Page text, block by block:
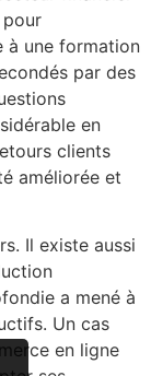
à une formation
par des
en
clients
améliorée et
Il existe aussi
a mené à
Un cas
en ligne